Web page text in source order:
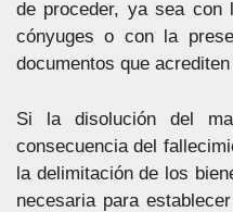
de proceder, ya sea con
cónyuges o con la
documentos que
Si la disolución del
consecuencia del
la delimitación de los
necesaria para